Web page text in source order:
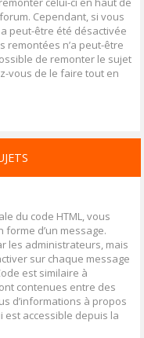
Cependant, si vous
peut-être été désactivée
remontées n’a peut-être
de remonter le sujet
vous de le faire tout en
du code HTML, vous
d’un message.
les administrateurs, mais
sur chaque message
est similaire à
contenues entre des
d’informations à propos
est accessible depuis la